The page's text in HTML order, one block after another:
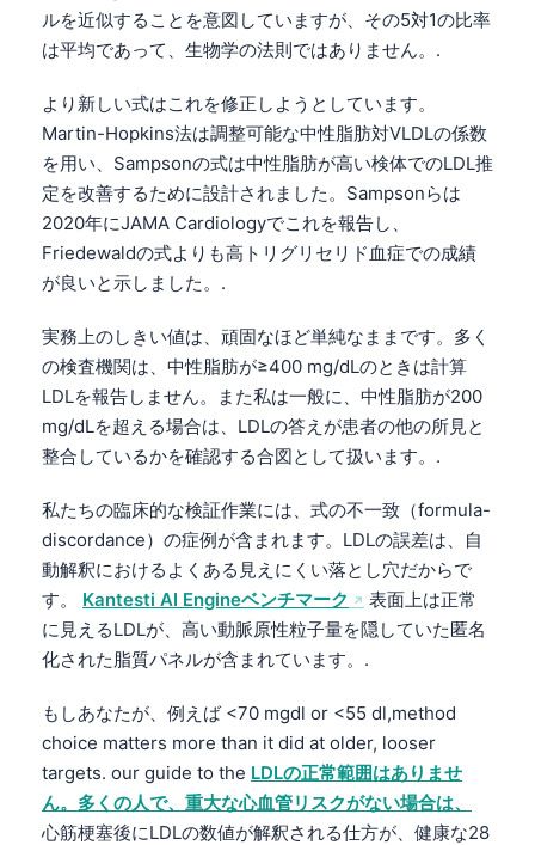
ルを近似することを意図していますが、その5対1の比率
は平均であって、生物学の法則ではありません。.
より新しい式はこれを修正しようとしています。
Martin-Hopkins法は調整可能な中性脂肪対VLDLの係数
を用い、Sampsonの式は中性脂肪が高い検体でのLDL推
定を改善するために設計されました。Sampsonらは
2020年にJAMA Cardiologyでこれを報告し、
Friedewaldの式よりも高トリグリセリド血症での成績
が良いと示しました。.
実務上のしきい値は、頑固なほど単純なままです。多く
の検査機関は、中性脂肪が≥400 mg/dLのときは計算
LDLを報告しません。また私は一般に、中性脂肪が200
mg/dLを超える場合は、LDLの答えが患者の他の所見と
整合しているかを確認する合図として扱います。.
私たちの臨床的な検証作業には、式の不一致（formula-
discordance）の症例が含まれます。LDLの誤差は、自
動解釈におけるよくある見えにくい落とし穴だからで
す。 Kantesti AI Engineベンチマーク
表面上は正常
に見えるLDLが、高い動脈原性粒子量を隠していた匿名
化された脂質パネルが含まれています。.
もしあなたが、例えば <70 mgdl or <55 dl,method
choice matters more than it did at older, looser
targets. our guide to the LDLの正常範囲はありませ
ん。多くの人で、重大な心血管リスクがない場合は、
心筋梗塞後にLDLの数値が解釈される仕方が、健康な28